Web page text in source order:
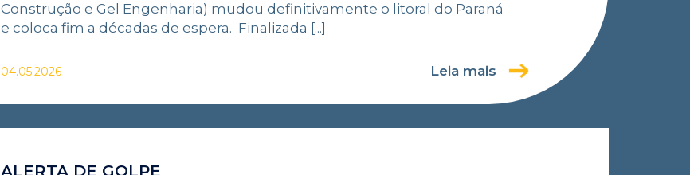
Construção e Gel Engenharia) mudou definitivamente o litoral do Paraná
e coloca fim a décadas de espera. Finalizada [...]
04.05.2026 Leia mais
ALERTA DE GOLPE